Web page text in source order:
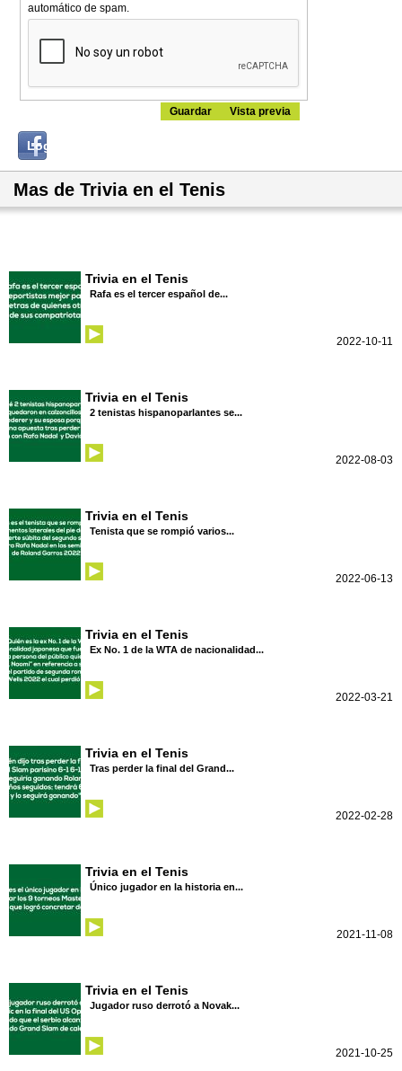
automático de spam.
Log in with...
Mas de Trivia en el Tenis
Trivia en el Tenis
Rafa es el tercer español de...
2022-10-11
Trivia en el Tenis
2 tenistas hispanoparlantes se...
2022-08-03
Trivia en el Tenis
Tenista que se rompió varios...
2022-06-13
Trivia en el Tenis
Ex No. 1 de la WTA de nacionalidad...
2022-03-21
Trivia en el Tenis
Tras perder la final del Grand...
2022-02-28
Trivia en el Tenis
Único jugador en la historia en...
2021-11-08
Trivia en el Tenis
Jugador ruso derrotó a Novak...
2021-10-25